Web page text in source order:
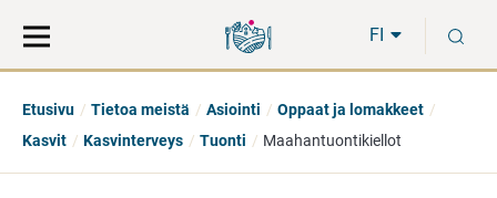
suoraan
sisältöön
koko
sivuston
FI
Etusivu Tietoa meistä Asiointi
Oppaat ja lomakkeet
Kasvit
Kasvinterveys Tuonti Maahantuontikiellot